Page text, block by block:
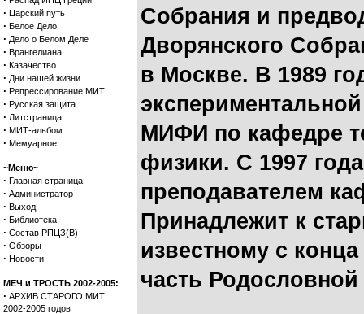
· Царский путь
· Белое Дело
· Дело о Белом Деле
· Врангелиана
· Казачество
· Дни нашей жизни
· Репрессирование МИТ
· Русская защита
· Литстраница
· МИТ-альбом
· Мемуарное
~Меню~
· Главная страница
· Администратор
· Выход
· Библиотека
· Состав РПЦЗ(В)
· Обзоры
· Новости
МЕЧ и ТРОСТЬ 2002-2005:
· АРХИВ СТАРОГО МИТ
2002-2005 годов
Собрания и
Дворянского
в Москве. В 1989
МИФИ по кафедре
физики. С 1997
преподавателем
Принадлежит к
известному с
часть Родословной